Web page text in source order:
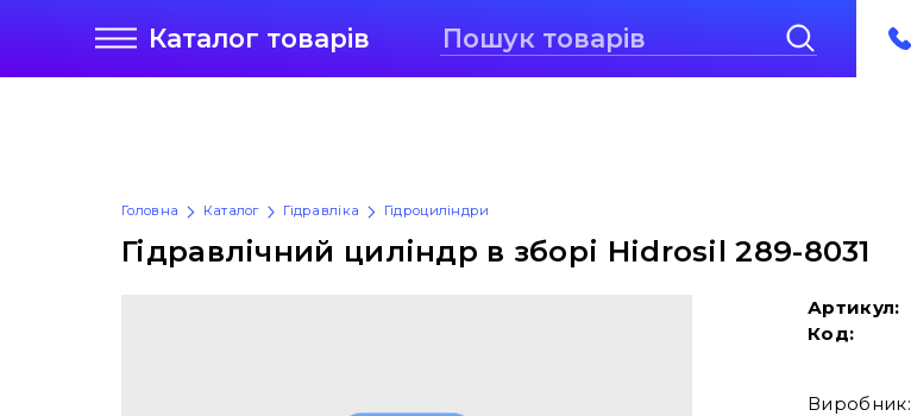
Каталог товарів
Головна Каталог Гідравліка Гідроциліндри
Гідравлічний циліндр в зборі Hidrosil 289-8031
Артикул:
Код:
Виробник: